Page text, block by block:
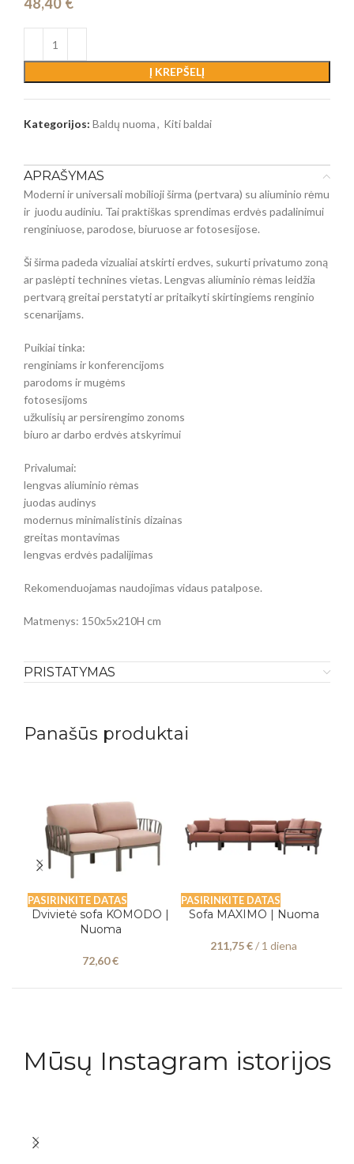
Į KREPŠELĮ
Kategorijos: Baldų nuoma, Kiti baldai
APRAŠYMAS
Moderni ir universali mobilioji širma (pertvara) su aliuminio rėmu
ir juodu audiniu. Tai praktiškas sprendimas erdvės padalinimui
renginiuose, parodose, biuruose ar fotosesijose.
Ši širma padeda vizualiai atskirti erdves, sukurti privatumo zoną
ar paslėpti technines vietas. Lengvas aliuminio rėmas leidžia
pertvarą greitai perstatyti ar pritaikyti skirtingiems renginio
scenarijams.
Puikiai tinka:
renginiams ir konferencijoms
parodoms ir mugėms
fotosesijoms
užkulisių ar persirengimo zonoms
biuro ar darbo erdvės atskyrimui
Privalumai:
lengvas aliuminio rėmas
juodas audinys
modernus minimalistinis dizainas
greitas montavimas
lengvas erdvės padalijimas
Rekomenduojamas naudojimas vidaus patalpose.
Matmenys: 150x5x210H cm
PRISTATYMAS
Panašūs produktai
PASIRINKITE DATAS
Dvivietė sofa KOMODO |
Nuoma
72,60€
PASIRINKITE DATAS
Sofa MAXIMO | Nuoma
211,75€/ 1 diena
Mūsų Instagram istorijos